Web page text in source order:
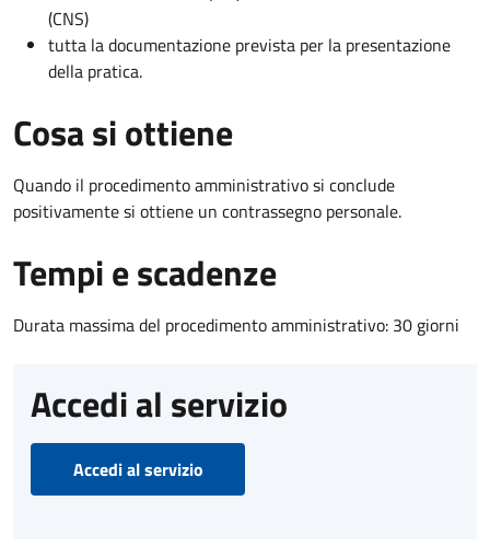
(CNS)
tutta la documentazione prevista per la presentazione
della pratica.
Cosa si ottiene
Quando il procedimento amministrativo si conclude
positivamente si ottiene un contrassegno personale.
Tempi e scadenze
Durata massima del procedimento amministrativo: 30 giorni
Accedi al servizio
Accedi al servizio